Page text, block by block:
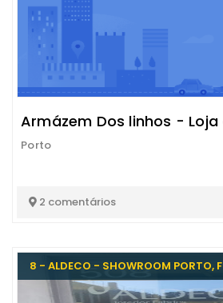
Armázem Dos linhos -
Porto
2 comentários
8 - ALDECO - SHOWROOM PORTO,